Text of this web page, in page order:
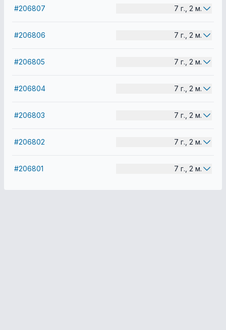
#206807 7 г., 2 м.
#206806 7 г., 2 м.
#206805 7 г., 2 м.
#206804 7 г., 2 м.
#206803 7 г., 2 м.
#206802 7 г., 2 м.
#206801 7 г., 2 м.